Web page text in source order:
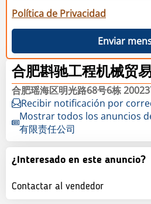
Política de Privacidad
Enviar
合肥斟驰工程机械贸
合肥瑶海区明光路68号6栋
Recibir notificación por
Mostrar todos los anuncios
有限责任公司
¿Interesado en este anuncio?
Contactar al vendedor